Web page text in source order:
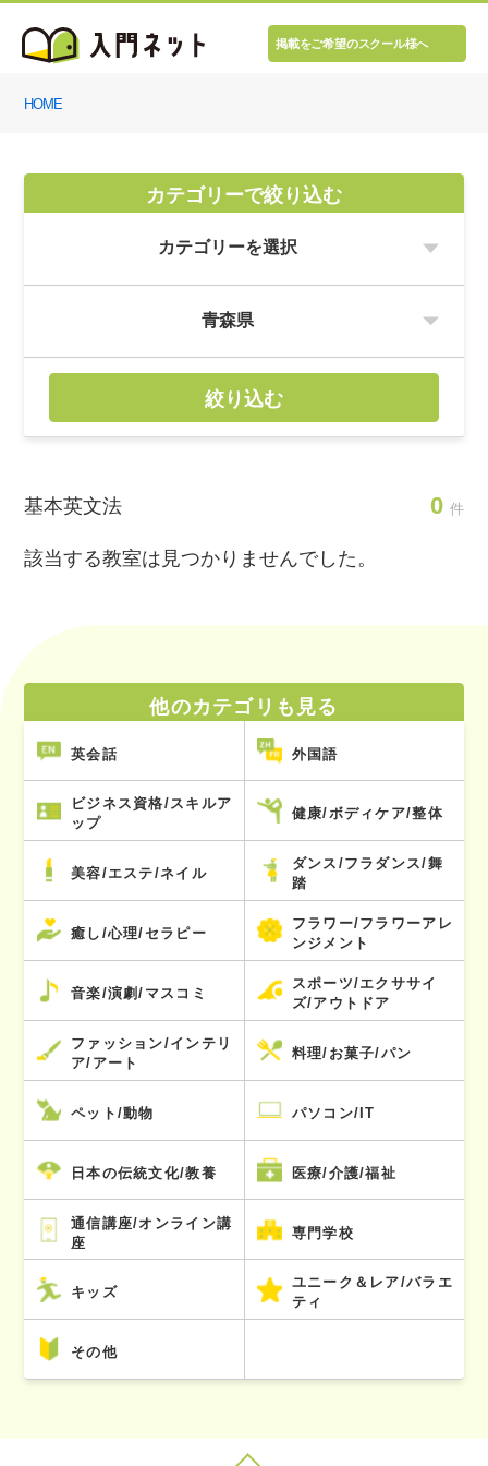
掲載をご希望のスクール様へ
HOME
カテゴリーで絞り込む
絞り込む
基本英文法 0 件
該当する教室は見つかりませんでした。
他のカテゴリも見る
英会話 外国語
ビジネス資格/スキルア
ップ
健康/ボディケア/整体
美容/エステ/ネイル
ダンス/フラダンス/舞
踏
癒し/心理/セラピー
フラワー/フラワーアレ
ンジメント
音楽/演劇/マスコミ
スポーツ/エクササイ
ズ/アウトドア
ファッション/インテリ
ア/アート
料理/お菓子/パン
ペット/動物 パソコン/IT
日本の伝統文化/教養 医療/介護/福祉
通信講座/オンライン講
座
専門学校
キッズ
ユニーク＆レア/バラエ
ティ
その他